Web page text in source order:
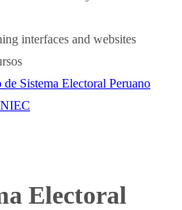
interfaces and websites
de Sistema Electoral Peruano
Electoral